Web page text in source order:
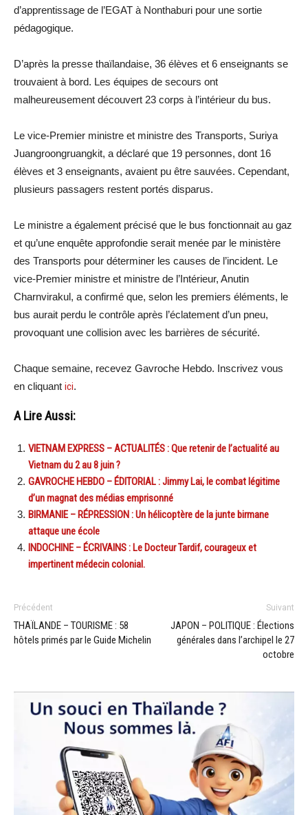
d’apprentissage de l’EGAT à Nonthaburi pour une sortie
pédagogique.
D’après la presse thaïlandaise, 36 élèves et 6 enseignants se
trouvaient à bord. Les équipes de secours ont
malheureusement découvert 23 corps à l’intérieur du bus.
Le vice-Premier ministre et ministre des Transports, Suriya
Juangroongruangkit, a déclaré que 19 personnes, dont 16
élèves et 3 enseignants, avaient pu être sauvées. Cependant,
plusieurs passagers restent portés disparus.
Le ministre a également précisé que le bus fonctionnait au gaz
et qu’une enquête approfondie serait menée par le ministère
des Transports pour déterminer les causes de l’incident. Le
vice-Premier ministre et ministre de l’Intérieur, Anutin
Charnvirakul, a confirmé que, selon les premiers éléments, le
bus aurait perdu le contrôle après l’éclatement d’un pneu,
provoquant une collision avec les barrières de sécurité.
Chaque semaine, recevez Gavroche Hebdo. Inscrivez vous
en cliquant ici.
A Lire Aussi:
VIETNAM EXPRESS – ACTUALITÉS : Que retenir de l’actualité au
Vietnam du 2 au 8 juin ?
GAVROCHE HEBDO – ÉDITORIAL : Jimmy Lai, le combat légitime
d’un magnat des médias emprisonné
BIRMANIE – RÉPRESSION : Un hélicoptère de la junte birmane
attaque une école
INDOCHINE – ÉCRIVAINS : Le Docteur Tardif, courageux et
impertinent médecin colonial.
Précédent
THAÏLANDE – TOURISME : 58
hôtels primés par le Guide Michelin
Suivant
JAPON – POLITIQUE : Élections
générales dans l’archipel le 27
octobre